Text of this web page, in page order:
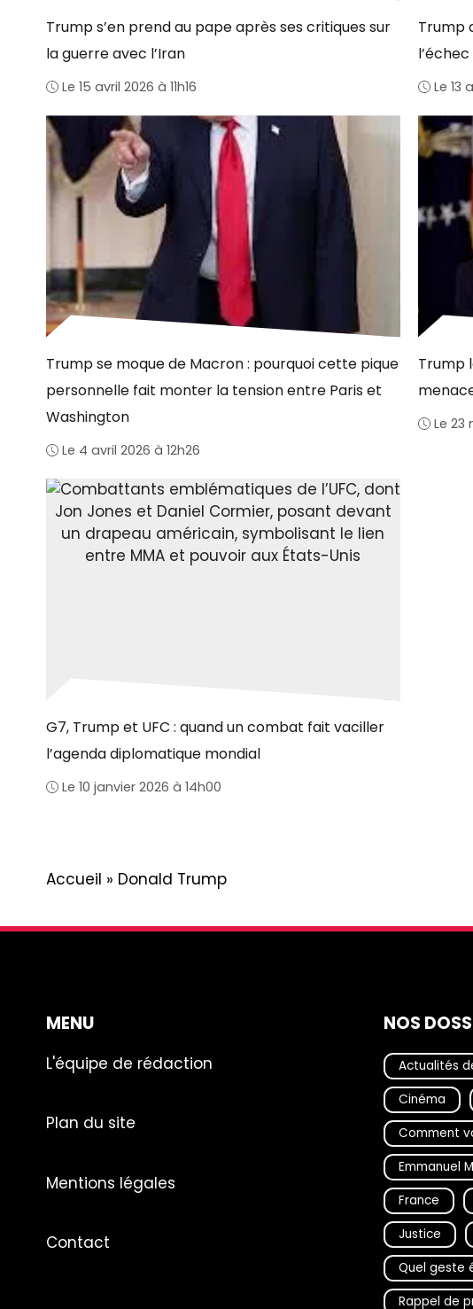
Trump s’en prend au pape après ses critiques sur
la guerre avec l’Iran
Le 15 avril 2026 à 11h16
Trump
Le 13
Trump se moque de Macron : pourquoi cette pique
personnelle fait monter la tension entre Paris et
Washington
Le 4 avril 2026 à 12h26
Trump
Le 23
G7, Trump et UFC : quand un combat fait vaciller
l’agenda diplomatique mondial
Le 10 janvier 2026 à 14h00
Accueil » Donald Trump
MENU
L'équipe de rédaction
Plan du site
Mentions légales
Contact
NOS
Actualités
Cinéma
Comment
Emmanuel
France
Justice
Quel geste
Rappel de